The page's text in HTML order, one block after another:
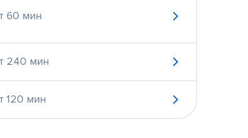
60 мин
240 мин
120 мин